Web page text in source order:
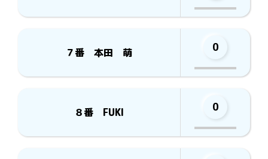
７番 本田 萌 0
８番 FUKI 0